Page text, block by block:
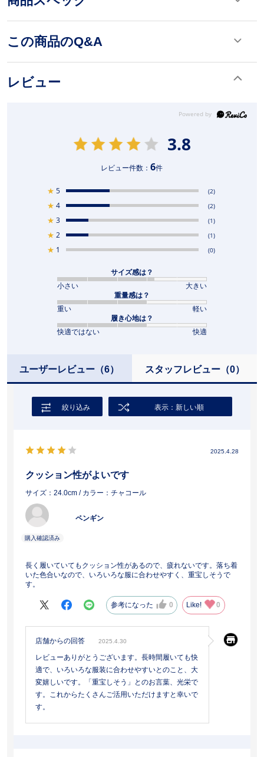
この商品のQ&A
レビュー
3.8
レビュー件数：6件
★ 5 (2)
★ 4 (2)
★ 3 (1)
★ 2 (1)
★ 1 (0)
サイズ感は？
小さい
大きい
重量感は？
重い
軽い
履き心地は？
快適ではない
快適
ユーザーレビュー （6） スタッフレビュー（0）
絞り込み 表示：新しい順
2025.4.28
クッション性がよいです
サイズ：24.0cm / カラー：チャコール
ペンギン
長く履いていてもクッション性があるので、疲れないです。落ち着
いた色合いなので、いろいろな服に合わせやすく、重宝しそうで
す。
参考になった 0 Like! 0
店舗からの回答 2025.4.30
レビューありがとうございます。長時間履いても快
適で、いろいろな服装に合わせやすいとのこと、大
変嬉しいです。「重宝しそう」とのお言葉、光栄で
す。これからたくさんご活用いただけますと幸いで
す。